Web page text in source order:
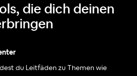
die dich deinen
du Leitfäden zu Themen wie